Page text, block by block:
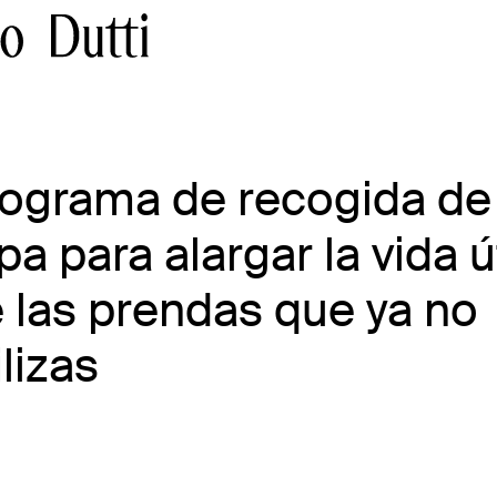
de recogida de
para alargar la vida
las prendas que ya no